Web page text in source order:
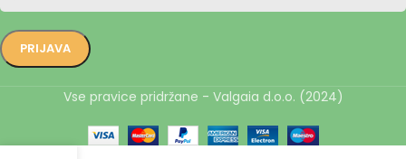
Vse pravice pridržane - Valgaia d.o.o. (2024)